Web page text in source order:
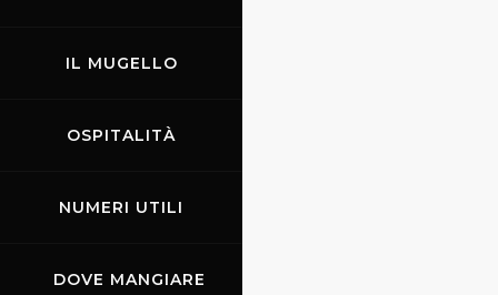
IL MUGELLO
OSPITALITÀ
NUMERI UTILI
DOVE MANGIARE